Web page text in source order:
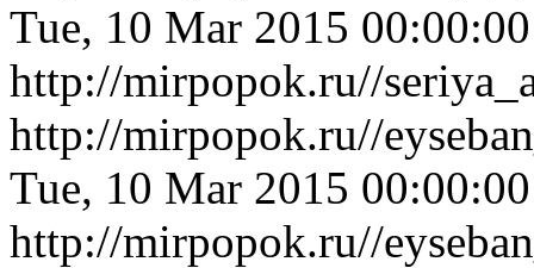
Tue, 10 Mar 2015
http://mirpopok.ru//
http://mirpopok.ru//
Tue, 10 Mar 2015
http://mirpopok.ru//